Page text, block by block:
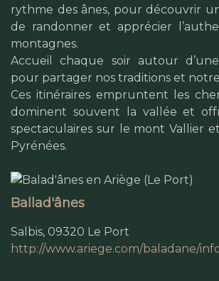
rythme des ânes, pour découvrir
de randonner et apprécier
montagnes.
Accueil chaque soir autour
pour partager nos traditions et notre
Ces itinéraires empruntent les
dominent souvent la vallée et
spectaculaires sur le mont Vallier
Pyrénées.
Ballad'ânes
Salbis, 09320 Le Port
http://www.ariege.com/baladane/